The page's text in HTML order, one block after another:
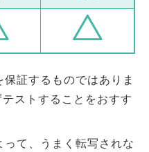
証するものではありま
ストすることをおすす
て、うまく転写されな